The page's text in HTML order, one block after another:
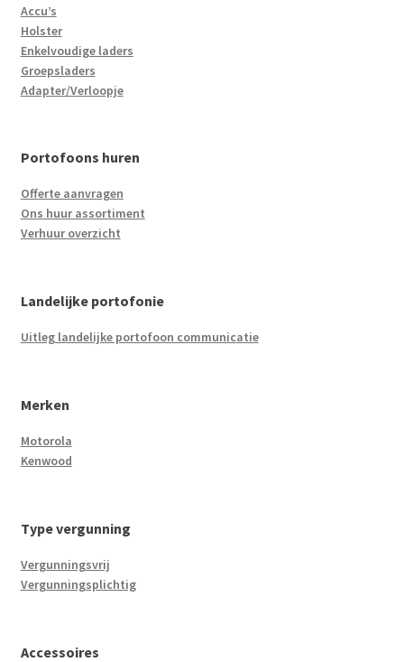
Accu’s
Holster
Enkelvoudige laders
Groepsladers
Adapter/Verloopje
Portofoons huren
Offerte aanvragen
Ons huur assortiment
Verhuur overzicht
Landelijke portofonie
Uitleg landelijke portofoon communicatie
Merken
Motorola
Kenwood
Type vergunning
Vergunningsvrij
Vergunningsplichtig
Accessoires